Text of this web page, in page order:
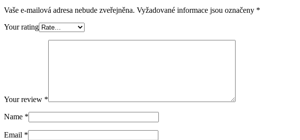
Vaše e-mailová adresa nebude zveřejněna. Vyžadované informace jsou označeny *
Your rating
Your review *
Name *
Email *